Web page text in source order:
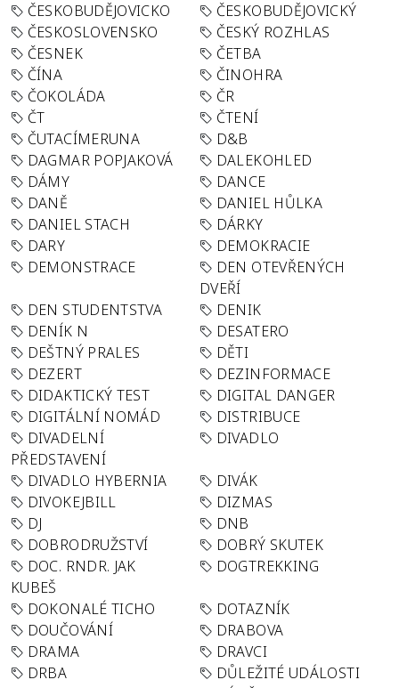
ČESKOBUDĚJOVICKO
ČESKOBUDĚJOVICKÝ
ČESKOSLOVENSKO
ČESKÝ ROZHLAS
ČESNEK
ČETBA
ČÍNA
ČINOHRA
ČOKOLÁDA
ČR
ČT
ČTENÍ
ČUTACÍMERUNA
D&B
DAGMAR POPJAKOVÁ
DALEKOHLED
DÁMY
DANCE
DANĚ
DANIEL HŮLKA
DANIEL STACH
DÁRKY
DARY
DEMOKRACIE
DEMONSTRACE
DEN OTEVŘENÝCH
DVEŘÍ
DEN STUDENTSTVA
DENIK
DENÍK N
DESATERO
DEŠTNÝ PRALES
DĚTI
DEZERT
DEZINFORMACE
DIDAKTICKÝ TEST
DIGITAL DANGER
DIGITÁLNÍ NOMÁD
DISTRIBUCE
DIVADELNÍ
PŘEDSTAVENÍ
DIVADLO
DIVADLO HYBERNIA
DIVÁK
DIVOKEJBILL
DIZMAS
DJ
DNB
DOBRODRUŽSTVÍ
DOBRÝ SKUTEK
DOC. RNDR. JAK
KUBEŠ
DOGTREKKING
DOKONALÉ TICHO
DOTAZNÍK
DOUČOVÁNÍ
DRABOVA
DRAMA
DRAVCI
DRBA
DŮLEŽITÉ UDÁLOSTI